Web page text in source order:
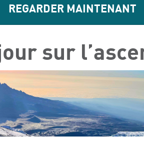
REGARDER MAINTENANT
sur